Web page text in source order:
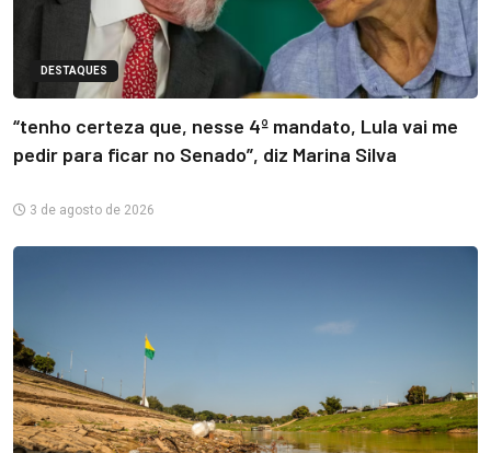
DESTAQUES
“tenho certeza que, nesse 4º mandato, Lula vai me
pedir para ficar no Senado”, diz Marina Silva
3 de agosto de 2026